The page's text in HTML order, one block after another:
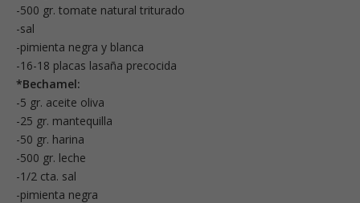
-500 gr. tomate natural triturado
-sal
-pimienta negra y blanca
-16-18 placas lasaña precocida
*Bechamel:
-5 gr. aceite oliva
-25 gr. mantequilla
-50 gr. harina
-500 gr. leche
-1/2 cta. sal
-pimienta negra